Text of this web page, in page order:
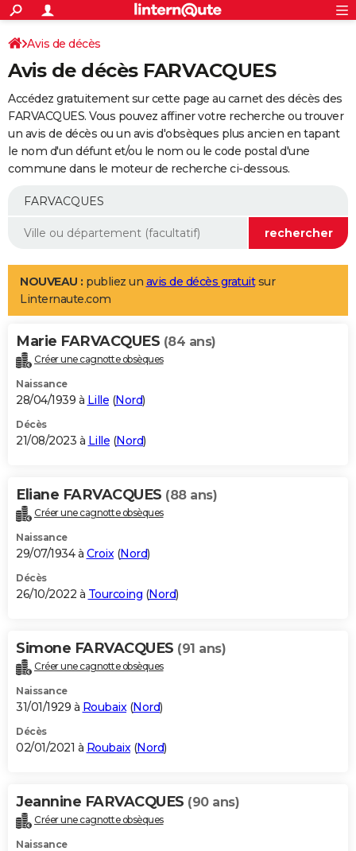
ACTUALITÉS
Politique
Société
Faits Divers
Education
Monde
Villes
+
SPORT
Coupe du monde 2026
Football
Tennis
Cyclisme
Rugby
Forum
Programme TV
TNT
Streaming
Cinéma
Sorties cinéma
Musique
+
FINANCE
Impôts
Immobilier
Risques naturels par ville
Banque
Assurance
Crédit
AUTO
Essais
Réserver un essai
Citadines
Berlines
SUV
Forum auto
+
Mobiles
Meilleur smartphone
Internet
Ordinateurs
Jeux vidéo
Guide high-tech
Aménagement intérieur
LIFESTYLE
Art de vivre
Bien-être
Loisirs
Mode
Modes de vie
Alimentation
Guide de la santé
Maladies
Médicaments
Sommeil
VOYAGE
Destinations
City break
Voyage nature
Voyage de noces
Forum
Climat
+PHOTO
GUIDES D'ACHAT
BONS PLANS
Carte de Noël
Carte Bonne année
Carte Saint-Valentin
Carte Pâques
Carte d'anniversaire
DICTIONNAIRE
Dictionnaire
Biographies
Citations
Expressions
Proverbes
PROGRAMME TV
S'inscrire
Se connecter
Lycées
Collèges
Primaires
Universités
Entreprises
Service militaire
Avis de recherche
AVIS DE DÉCÈS
Bricolage
Lifestyle
Culture
Sport
Auto
Television
Voyage
Cinema
Avis de décès
Avis de décès FARVACQUES
Accédez gratuitement sur cette page au carnet des décès des
FARVACQUES. Vous pouvez affiner votre recherche ou trouver
un avis de décès ou un avis d'obsèques plus ancien en tapant
le nom d'un défunt et/ou le nom ou le code postal d'une
commune dans le moteur de recherche ci-dessous.
NOUVEAU : publiez un avis de décès gratuitsur
Linternaute.com
Marie FARVACQUES (84 ans)
Créer une cagnotte obsèques
Naissance
28/04/1939 à Lille (Nord)
Décès
21/08/2023 à Lille (Nord)
Eliane FARVACQUES (88 ans)
Créer une cagnotte obsèques
Naissance
29/07/1934 à Croix(Nord)
Décès
26/10/2022 à Tourcoing (Nord)
Simone FARVACQUES (91 ans)
Créer une cagnotte obsèques
Naissance
31/01/1929 à Roubaix(Nord)
Décès
02/01/2021 à Roubaix(Nord)
Jeannine FARVACQUES (90 ans)
Créer une cagnotte obsèques
Naissance